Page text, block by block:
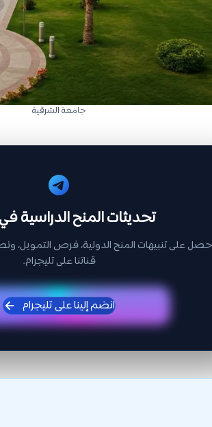
جامعة الشرقية
تحديثات المنح الدراسية
على تنبيهات المنح الدولية، فرص التمويل،
قناتنا على تليجرام.
انضم إلينا على تليجرام